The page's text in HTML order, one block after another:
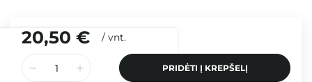
20,50 € / vnt.
PRIDĖTI Į KREPŠELĮ